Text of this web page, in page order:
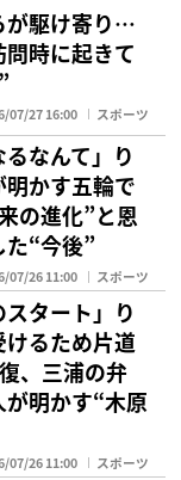
駆け寄り…
時に起きて
07/27 16:00 スポーツ
るなんて」り
かす五輪で
の進化”と恩
た“今後”
07/26 11:00 スポーツ
スタート」り
るため片道
、三浦の弁
明かす“木原
07/26 11:00 スポーツ